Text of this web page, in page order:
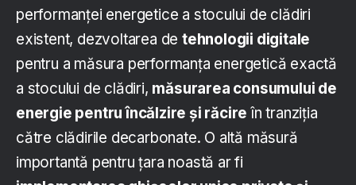
performanței energetice a stocului de clădiri
existent, dezvoltarea detehnologii digitale
pentru a măsura performanța energetică exactă
a stocului de clădiri, măsurarea consumului de
energie pentru încălzire și răcire în tranziția
către clădirile decarbonate. O altă măsură
importantă pentru țara noastă ar fi